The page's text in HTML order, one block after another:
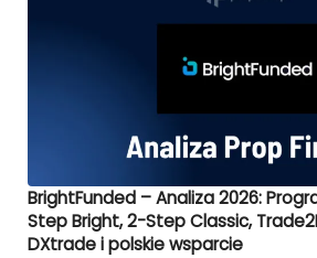
BrightFunded – Analiza 2026:
Step Bright, 2-Step Classic,
DXtrade i polskie wsparcie